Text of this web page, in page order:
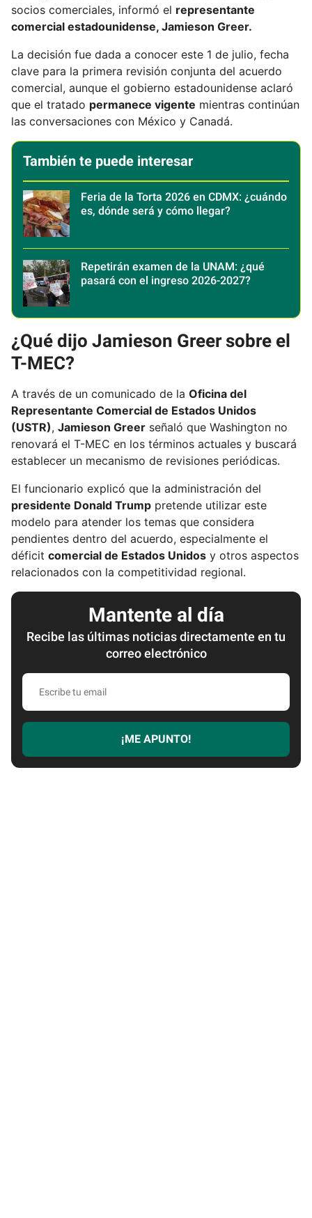
socios comerciales, informó el representante
comercial estadounidense, Jamieson Greer.
La decisión fue dada a conocer este 1 de julio, fecha
clave para la primera revisión conjunta del acuerdo
comercial, aunque el gobierno estadounidense aclaró
que el tratado permanece vigente mientras continúan
las conversaciones con México y Canadá.
También te puede interesar
Feria de la Torta 2026 en CDMX: ¿cuándo
es, dónde será y cómo llegar?
Repetirán examen de la UNAM: ¿qué
pasará con el ingreso 2026-2027?
¿Qué dijo Jamieson Greer sobre el
T-MEC?
A través de un comunicado de la Oficina del
Representante Comercial de Estados Unidos
(USTR), Jamieson Greer señaló que Washington no
renovará el T-MEC en los términos actuales y buscará
establecer un mecanismo de revisiones periódicas.
El funcionario explicó que la administración del
presidente Donald Trump pretende utilizar este
modelo para atender los temas que considera
pendientes dentro del acuerdo, especialmente el
déficit comercial de Estados Unidos y otros aspectos
relacionados con la competitividad regional.
Mantente al día
Recibe las últimas noticias directamente en tu
correo electrónico
E
c
r
¡ME APUNTO!